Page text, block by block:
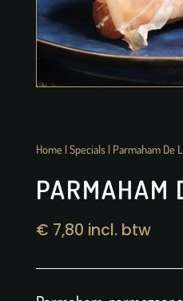
Home| Specials| Parmaham De
PARMAHAM
€ 7,80 incl. btw